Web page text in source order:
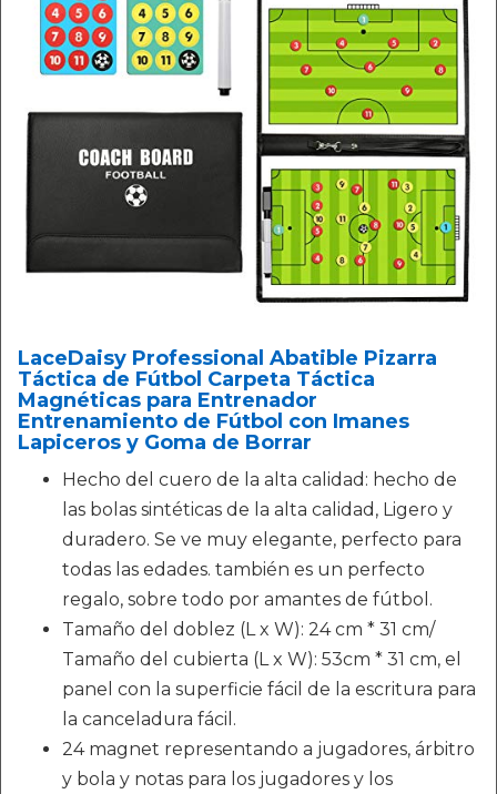
LaceDaisy Professional Abatible Pizarra
Táctica de Fútbol Carpeta Táctica
Magnéticas para Entrenador
Entrenamiento de Fútbol con Imanes
Lapiceros y Goma de Borrar
Hecho del cuero de la alta calidad: hecho de
las bolas sintéticas de la alta calidad, Ligero y
duradero. Se ve muy elegante, perfecto para
todas las edades. también es un perfecto
regalo, sobre todo por amantes de fútbol.
Tamaño del doblez (L x W): 24 cm * 31 cm/
Tamaño del cubierta (L x W): 53cm * 31 cm, el
panel con la superficie fácil de la escritura para
la canceladura fácil.
24 magnet representando a jugadores, árbitro
y bola y notas para los jugadores y los